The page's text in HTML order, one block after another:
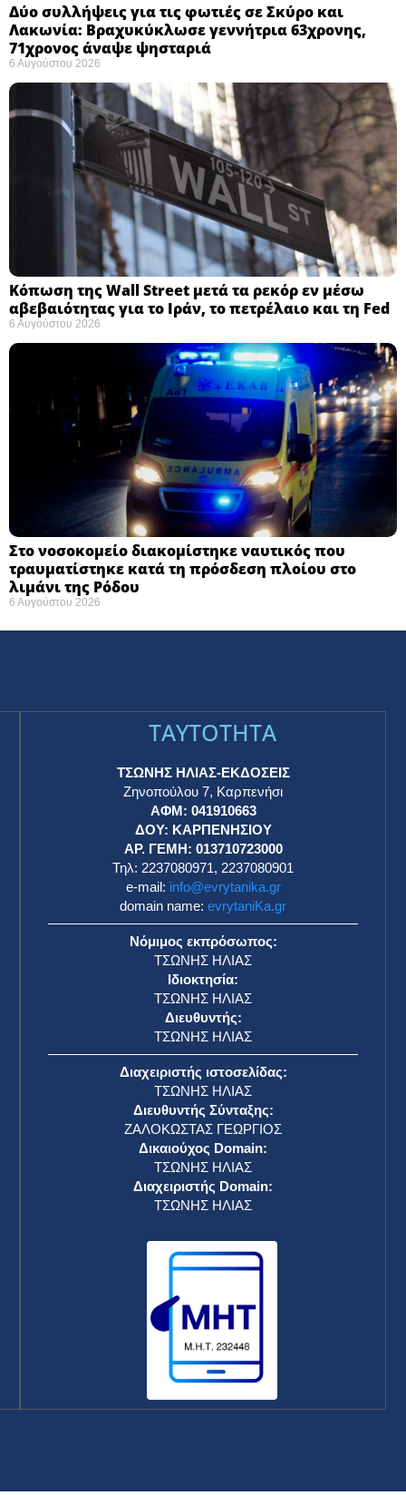
Δύο συλλήψεις για τις φωτιές σε Σκύρο και
Λακωνία: Βραχυκύκλωσε γεννήτρια 63χρονης,
71χρονος άναψε ψησταριά
6 Αυγούστου 2026
Κόπωση της Wall Street μετά τα ρεκόρ εν μέσω
αβεβαιότητας για το Ιράν, το πετρέλαιο και τη Fed
6 Αυγούστου 2026
Στο νοσοκομείο διακομίστηκε ναυτικός που
τραυματίστηκε κατά τη πρόσδεση πλοίου στο
λιμάνι της Ρόδου
6 Αυγούστου 2026
TAYTOTHTA
ΤΣΩΝΗΣ ΗΛΙΑΣ-ΕΚΔΟΣΕΙΣ
Ζηνοπούλου 7, Καρπενήσι
ΑΦΜ: 041910663
ΔΟΥ: ΚΑΡΠΕΝΗΣΙΟΥ
ΑΡ. ΓΕΜΗ: 013710723000
Τηλ: 2237080971, 2237080901
e-mail: info@evrytanika.gr
domain name: evrytaniKa.gr
Νόμιμος εκπρόσωπος:
ΤΣΩΝΗΣ ΗΛΙΑΣ
Ιδιοκτησία:
ΤΣΩΝΗΣ ΗΛΙΑΣ
Διευθυντής:
ΤΣΩΝΗΣ ΗΛΙΑΣ
Διαχειριστής ιστοσελίδας:
ΤΣΩΝΗΣ ΗΛΙΑΣ
Διευθυντής Σύνταξης:
ΖΑΛΟΚΩΣΤΑΣ ΓΕΩΡΓΙΟΣ
Δικαιούχος Domain:
ΤΣΩΝΗΣ ΗΛΙΑΣ
Διαχειριστής Domain:
ΤΣΩΝΗΣ ΗΛΙΑΣ